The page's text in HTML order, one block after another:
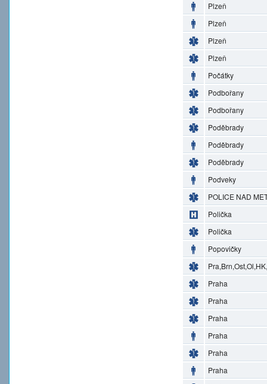
Plzeň
Plzeň
Plzeň
Plzeň
Počátky
Podbořany
Podbořany
Poděbrady
Poděbrady
Poděbrady
Podveky
POLICE NAD
Polička
Polička
Popovičky
Praha
Praha
Praha
Praha
Praha
Praha